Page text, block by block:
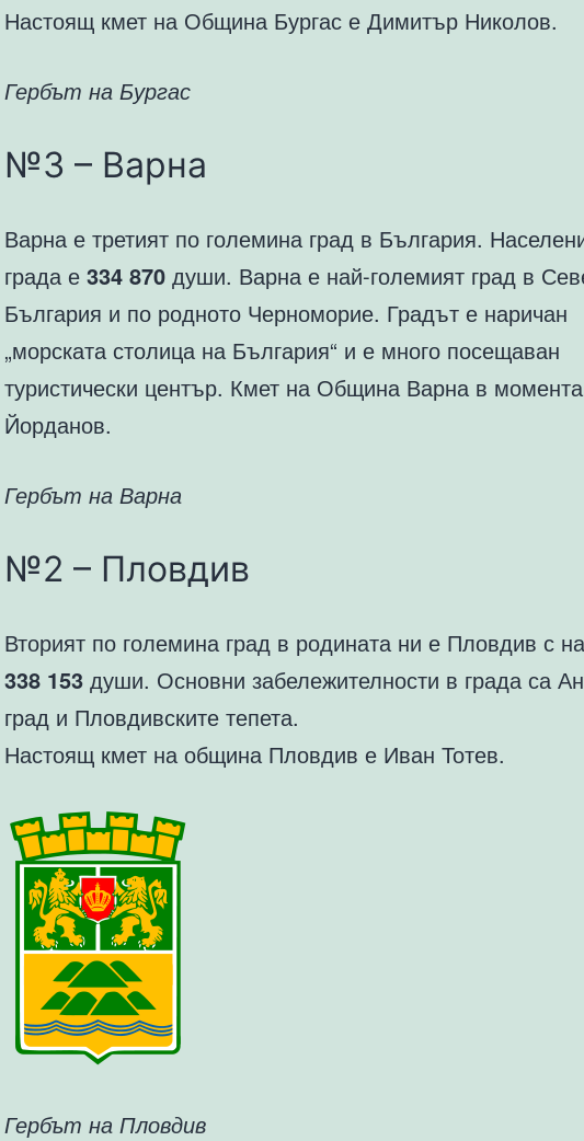
Настоящ кмет на Община Бургас е Димитър Николов.
Гербът на Бургас
№3 – Варна
Варна е третият по големина град в България.
града е 334 870 души. Варна е най-големият град в
България и по родното Черноморие. Градът е наричан
„морската столица на България“ и е много посещаван
туристически център. Кмет на Община Варна в
Йорданов.
Гербът на Варна
№2 – Пловдив
Вторият по големина град в родината ни е Пловдив с
338 153 души. Основни забележителности в града са
град и Пловдивските тепета.
Настоящ кмет на община Пловдив е Иван Тотев.
Гербът на Пловдив